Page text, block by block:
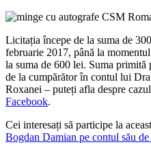
Licitația începe de la suma de
februarie 2017, până la
la suma de 600 lei. Suma primită
de la cumpărător în contul lui
Roxanei – puteți afla despre
Facebook.
Cei interesați să participe la
Bogdan Damian pe contul său